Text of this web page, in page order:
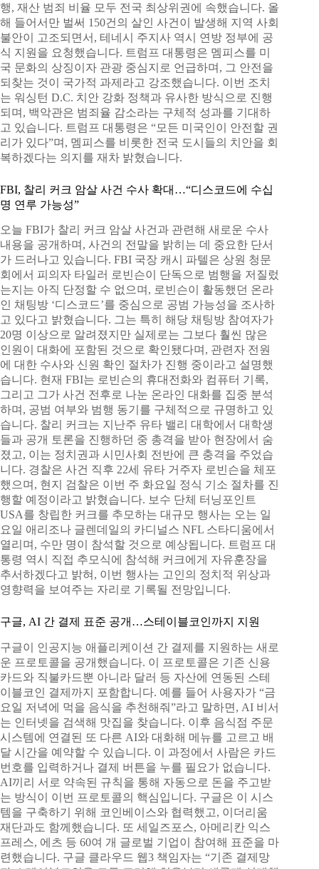
행, 재산 범죄 비율 모두 전국 최상위권에 속했습니다. 올
해 들어서만 벌써 150건의 살인 사건이 발생해 지역 사회
불안이 고조되면서, 테네시 주지사 역시 연방 정부에 공
식 지원을 요청했습니다. 트럼프 대통령은 멤피스를 미
국 문화의 상징이자 관광 중심지로 언급하며, 그 안전을
되찾는 것이 국가적 과제라고 강조했습니다. 이번 조치
는 워싱턴 D.C. 치안 강화 정책과 유사한 방식으로 진행
되며, 백악관은 범죄율 감소라는 구체적 성과를 기대하
고 있습니다. 트럼프 대통령은 “모든 미국인이 안전할 권
리가 있다”며, 멤피스를 비롯한 전국 도시들의 치안을 회
복하겠다는 의지를 재차 밝혔습니다.
FBI, 찰리 커크 암살 사건 수사 확대…“디스코드에 수십
명 연루 가능성”
오늘 FBI가 찰리 커크 암살 사건과 관련해 새로운 수사
내용을 공개하며, 사건의 전말을 밝히는 데 중요한 단서
가 드러나고 있습니다. FBI 국장 캐시 파텔은 상원 청문
회에서 피의자 타일러 로빈슨이 단독으로 범행을 저질렀
는지는 아직 단정할 수 없으며, 로빈슨이 활동했던 온라
인 채팅방 ‘디스코드’를 중심으로 공범 가능성을 조사하
고 있다고 밝혔습니다. 그는 특히 해당 채팅방 참여자가
20명 이상으로 알려졌지만 실제로는 그보다 훨씬 많은
인원이 대화에 포함된 것으로 확인됐다며, 관련자 전원
에 대한 수사와 신원 확인 절차가 진행 중이라고 설명했
습니다. 현재 FBI는 로빈슨의 휴대전화와 컴퓨터 기록,
그리고 그가 사건 전후로 나눈 온라인 대화를 집중 분석
하며, 공범 여부와 범행 동기를 구체적으로 규명하고 있
습니다. 찰리 커크는 지난주 유타 밸리 대학에서 대학생
들과 공개 토론을 진행하던 중 총격을 받아 현장에서 숨
졌고, 이는 정치권과 시민사회 전반에 큰 충격을 주었습
니다. 경찰은 사건 직후 22세 유타 거주자 로빈슨을 체포
했으며, 현지 검찰은 이번 주 화요일 정식 기소 절차를 진
행할 예정이라고 밝혔습니다. 보수 단체 터닝포인트
USA를 창립한 커크를 추모하는 대규모 행사는 오는 일
요일 애리조나 글렌데일의 카디널스 NFL 스타디움에서
열리며, 수만 명이 참석할 것으로 예상됩니다. 트럼프 대
통령 역시 직접 추모식에 참석해 커크에게 자유훈장을
추서하겠다고 밝혀, 이번 행사는 고인의 정치적 위상과
영향력을 보여주는 자리로 기록될 전망입니다.
구글, AI 간 결제 표준 공개…스테이블코인까지 지원
구글이 인공지능 애플리케이션 간 결제를 지원하는 새로
운 프로토콜을 공개했습니다. 이 프로토콜은 기존 신용
카드와 직불카드뿐 아니라 달러 등 자산에 연동된 스테
이블코인 결제까지 포함합니다. 예를 들어 사용자가 “금
요일 저녁에 먹을 음식을 추천해줘”라고 말하면, AI 비서
는 인터넷을 검색해 맛집을 찾습니다. 이후 음식점 주문
시스템에 연결된 또 다른 AI와 대화해 메뉴를 고르고 배
달 시간을 예약할 수 있습니다. 이 과정에서 사람은 카드
번호를 입력하거나 결제 버튼을 누를 필요가 없습니다.
AI끼리 서로 약속된 규칙을 통해 자동으로 돈을 주고받
는 방식이 이번 프로토콜의 핵심입니다. 구글은 이 시스
템을 구축하기 위해 코인베이스와 협력했고, 이더리움
재단과도 함께했습니다. 또 세일즈포스, 아메리칸 익스
프레스, 에츠 등 60여 개 글로벌 기업이 참여해 표준을 마
련했습니다. 구글 클라우드 웹3 책임자는 “기존 결제망